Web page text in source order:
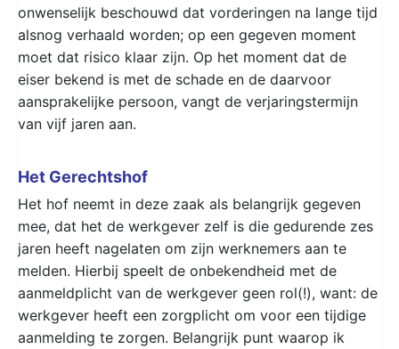
onwenselijk beschouwd dat vorderingen na lange tijd
alsnog verhaald worden; op een gegeven moment
moet dat risico klaar zijn. Op het moment dat de
eiser bekend is met de schade en de daarvoor
aansprakelijke persoon, vangt de verjaringstermijn
van vijf jaren aan.
Het Gerechtshof
Het hof neemt in deze zaak als belangrijk gegeven
mee, dat het de werkgever zelf is die gedurende zes
jaren heeft nagelaten om zijn werknemers aan te
melden. Hierbij speelt de onbekendheid met de
aanmeldplicht van de werkgever geen rol(!), want: de
werkgever heeft een zorgplicht om voor een tijdige
aanmelding te zorgen. Belangrijk punt waarop ik